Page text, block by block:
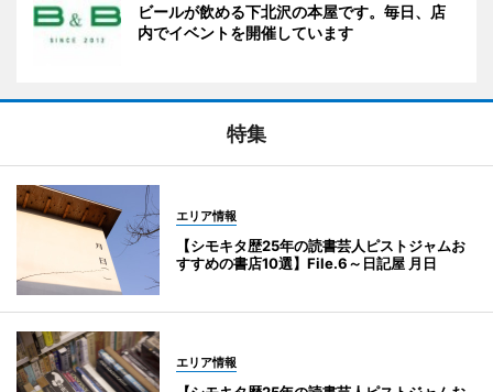
ビールが飲める下北沢の本屋です。毎日、店
内でイベントを開催しています
特集
エリア情報
【シモキタ歴25年の読書芸人ピストジャムお
すすめの書店10選】File.6～日記屋 月日
エリア情報